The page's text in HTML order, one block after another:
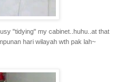
"tidying" my cabinet..huhu..at that
hari wilayah wth pak lah~